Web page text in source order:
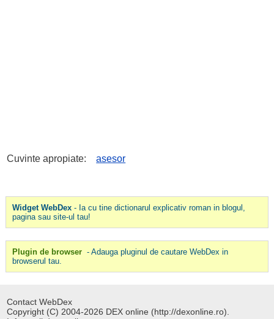
Cuvinte apropiate: asesor
Widget WebDex- Ia cu tine dictionarul explicativ roman in blogul,
pagina sau site-ul tau!
Plugin de browser - Adauga pluginul de cautare WebDex in
browserul tau.
Contact WebDex
Copyright (C) 2004-2026 DEX online (http://dexonline.ro).